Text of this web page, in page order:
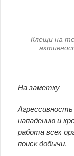
Клещи на
На заметку
нападению и
работа всех
поиск добычи.